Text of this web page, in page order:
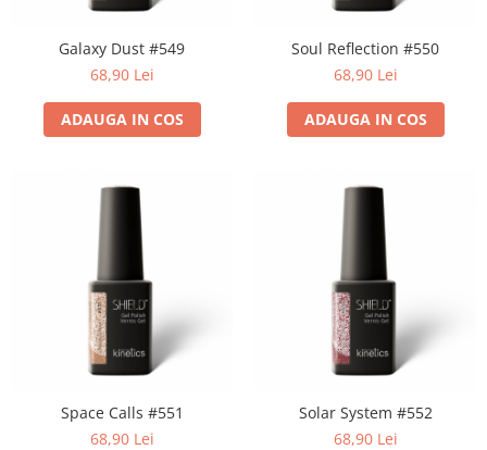
Gel In Bottle
Clasic Gel Medium
Jelly Gel Medium
Jelly Gel Strong
Păr Creț
Puro Sole (protectie solara)
Scalp
iSmooth Îndreptare Permanentă
LUCE Tratament
Laminare/Reconstructie
Galaxy Dust #549
68,90 Lei
ADAUGA IN COS
Soul Reflection #550
68,90 Lei
ADAUGA IN COS
Space Calls #551
68,90 Lei
Solar System #552
68,90 Lei